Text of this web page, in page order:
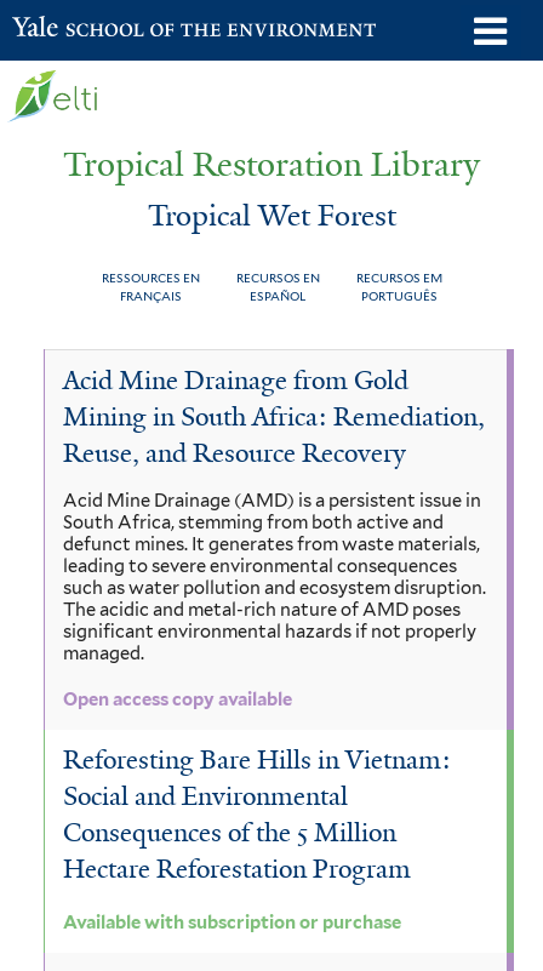
Skip
to
Yale School of the Environment
Tropical Restoration Library
Tropical Wet Forest
RESSOURCES EN
FRANÇAIS
RECURSOS EN
ESPAÑOL
RECURSOS EM
PORTUGUÊS
You
here
Tropical
Wet
Forest
Acid Mine Drainage from Gold
Mining in South Africa: Remediation,
Reuse, and Resource Recovery
Acid Mine Drainage (AMD) is a persistent issue in
South Africa, stemming from both active and
defunct mines. It generates from waste materials,
leading to severe environmental consequences
such as water pollution and ecosystem disruption.
The acidic and metal-rich nature of AMD poses
significant environmental hazards if not properly
managed.
Open access copy available
Reforesting Bare Hills in Vietnam:
Social and Environmental
Consequences of the 5 Million
Hectare Reforestation Program
Available with subscription or purchase